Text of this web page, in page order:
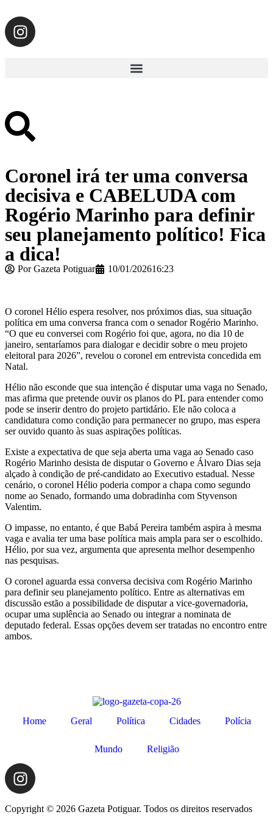
Coronel irá ter uma conversa
decisiva e CABELUDA com
Rogério Marinho para definir
seu planejamento político! Fica
a dica!
PorGazeta Potiguar 10/01/202616:23
O coronel Hélio espera resolver, nos próximos dias, sua situação
política em uma conversa franca com o senador Rogério Marinho.
“O que eu conversei com Rogério foi que, agora, no dia 10 de
janeiro, sentaríamos para dialogar e decidir sobre o meu projeto
eleitoral para 2026”, revelou o coronel em entrevista concedida em
Natal.
Hélio não esconde que sua intenção é disputar uma vaga no Senado,
mas afirma que pretende ouvir os planos do PL para entender como
pode se inserir dentro do projeto partidário. Ele não coloca a
candidatura como condição para permanecer no grupo, mas espera
ser ouvido quanto às suas aspirações políticas.
Existe a expectativa de que seja aberta uma vaga ao Senado caso
Rogério Marinho desista de disputar o Governo e Álvaro Dias seja
alçado à condição de pré-candidato ao Executivo estadual. Nesse
cenário, o coronel Hélio poderia compor a chapa como segundo
nome ao Senado, formando uma dobradinha com Styvenson
Valentim.
O impasse, no entanto, é que Babá Pereira também aspira à mesma
vaga e avalia ter uma base política mais ampla para ser o escolhido.
Hélio, por sua vez, argumenta que apresenta melhor desempenho
nas pesquisas.
O coronel aguarda essa conversa decisiva com Rogério Marinho
para definir seu planejamento político. Entre as alternativas em
discussão estão a possibilidade de disputar a vice-governadoria,
ocupar uma suplência ao Senado ou integrar a nominata de
deputado federal. Essas opções devem ser tratadas no encontro entre
ambos.
Home Geral Política Cidades Polícia
Mundo Religião
Copyright © 2026 Gazeta Potiguar. Todos os direitos reservados